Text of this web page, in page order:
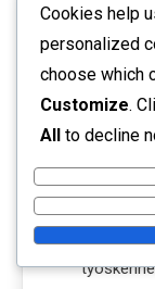
Mira on
Cookies help
personalized
choose which
Customize.
All to decline